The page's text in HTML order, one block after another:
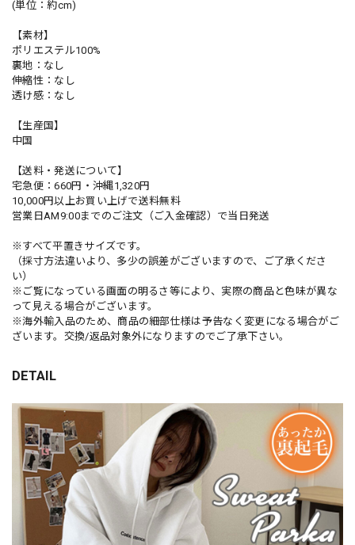
(単位：約cm)
【素材】
ポリエステル100%
裏地：なし
伸縮性：なし
透け感：なし
【生産国】
中国
【送料・発送について】
宅急便：660円・沖縄1,320円
10,000円以上お買い上げで送料無料
営業日AM9:00までのご注文（ご入金確認）で当日発送
※すべて平置きサイズです。
（採寸方法違いより、多少の誤差がございますので、ご了承くださ
い）
※ご覧になっている画面の明るさ等により、実際の商品と色味が異な
って見える場合がございます。
※海外輸入品のため、商品の細部仕様は予告なく変更になる場合がご
ざいます。交換/返品対象外になりますのでご了承下さい。
DETAIL